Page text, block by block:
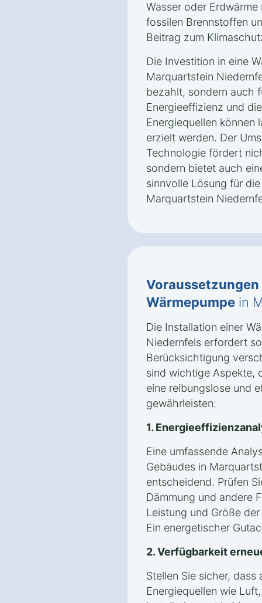
Wasser oder
fossilen Brennstoffen
Beitrag zum
Die Investition in eine
Marquartstein
bezahlt, sondern auch
Energieeffizienz und
Energiequellen können
erzielt werden. Der
Technologie fördert
sondern bietet auch
sinnvolle Lösung für
Marquartstein
Voraussetzungen
Wärmepumpe in
Die Installation einer
Niedernfels erfordert
Berücksichtigung
sind wichtige Aspekte,
eine reibungslose und
gewährleisten:
1.
Eine umfassende
Gebäudes in
entscheidend. Prüfen
Dämmung und andere
Leistung und Größe
Ein energetischer
2. Verfügbarkeit
Stellen Sie sicher, dass
Energiequellen wie